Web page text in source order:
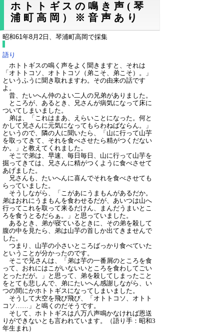
ホトトギスの鳴き声(琴
浦町高岡）※音声あり
昭和61年8月2日、琴浦町高岡で採集
語り
ホトトギスの鳴く声をよく聞きますと、それは
「オトトコソ、オトトコソ（弟こそ、弟こそ）。」
というふうに聞き取れますわ。その由来の話です
よ。
昔、たいへん仲のよい二人の兄弟がありました。
ところが、あるとき、兄さんが病気になって床に
ついてしまいました。
弟は、「これはまあ、えらいことになった。何と
かして兄さんに元気になってもらわねばならん。」
というので、隣の人に聞いたら、「山に行って山芋
を取ってきて、それを食べさせたら精がつくだない
か。」と教えてくれました。
そこで弟は、早速、毎日毎日、山に行って山芋を
掘ってきては、兄さんに精がつくように食べさせて
あげました。
兄さんも、たいへんに喜んでそれを食べさせても
らっていました。
そうしながら、「こがあにうまもんがあるだか。
弟はおれにうまもんを食わせるだが、あいつは山へ
行ってこれを取って来るだけん、まんだうまいとこ
ろを食うとるだらぁ。」と思っていました。
あるとき、弟が寝ているときに、その弟を殺して
腹の中を見たら、弟は山芋の首しか出てきませんで
した。
つまり、山芋の小さいところばっかり食べていた
ということが分かったのです。
そこで兄さんは、「弟は芋の一番屑のところを食
って、おれにはこがいないいところを食わしてごい
とっただが。」と思って、弟を殺してしまったこと
をとても悲しんで、弟にたいへん感謝しながら、い
つの間にかホトトギスになってしまいました。
そうして大空を飛び飛び、「オトトコソ、オトト
コソ……」と鳴くのだそうです。
そして、ホトトギスは八万八声鳴かなければ恩送
りができないとも言われています。
（語り手：昭和3
年生まれ）